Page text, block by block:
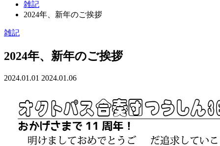
雑記
2024年、新年のご挨拶
雑記
2024年、新年のご挨拶
2024.01.01 2024.01.06